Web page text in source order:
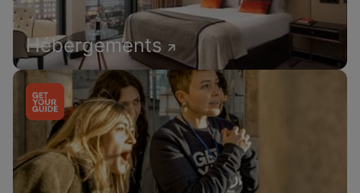
Hébergements